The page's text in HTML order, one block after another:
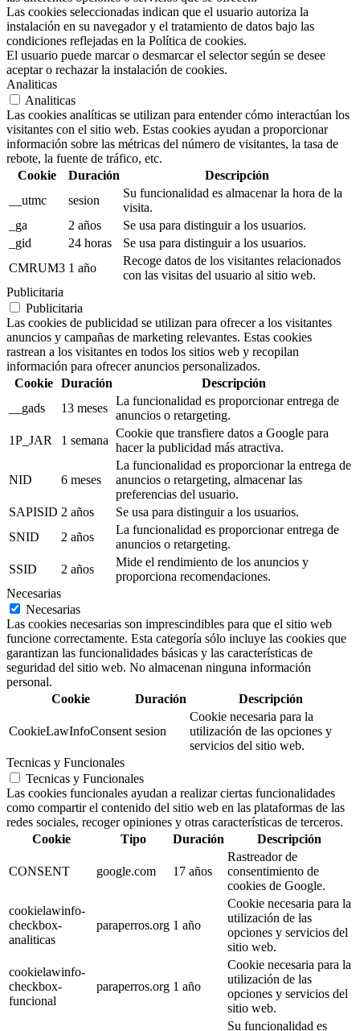
Las cookies seleccionadas indican que el usuario autoriza la
instalación en su navegador y el tratamiento de datos bajo las
condiciones reflejadas en la Política de cookies.
El usuario puede marcar o desmarcar el selector según se desee
aceptar o rechazar la instalación de cookies.
Analiticas
Analiticas
Las cookies analíticas se utilizan para entender cómo interactúan los
visitantes con el sitio web. Estas cookies ayudan a proporcionar
información sobre las métricas del número de visitantes, la tasa de
rebote, la fuente de tráfico, etc.
Cookie
Duración
Descripción
__utmc
sesion
Su funcionalidad es almacenar la hora de la
visita.
_ga
2 años
Se usa para distinguir a los usuarios.
_gid
24 horas
Se usa para distinguir a los usuarios.
CMRUM3 1 año
Recoge datos de los visitantes relacionados
con las visitas del usuario al sitio web.
Publicitaria
Publicitaria
Las cookies de publicidad se utilizan para ofrecer a los visitantes
anuncios y campañas de marketing relevantes. Estas cookies
rastrean a los visitantes en todos los sitios web y recopilan
información para ofrecer anuncios personalizados.
Cookie
Duración
Descripción
__gads
13 meses
La funcionalidad es proporcionar entrega de
anuncios o retargeting.
1P_JAR
1 semana
Cookie que transfiere datos a Google para
hacer la publicidad más atractiva.
NID 6 meses
La funcionalidad es proporcionar la entrega de
anuncios o retargeting, almacenar las
preferencias del usuario.
SAPISID 2 años
Se usa para distinguir a los usuarios.
SNID
2 años
La funcionalidad es proporcionar entrega de
anuncios o retargeting.
SSID
2 años
Mide el rendimiento de los anuncios y
proporciona recomendaciones.
Necesarias
Necesarias
Las cookies necesarias son imprescindibles para que el sitio web
funcione correctamente. Esta categoría sólo incluye las cookies que
garantizan las funcionalidades básicas y las características de
seguridad del sitio web. No almacenan ninguna información
personal.
Cookie
Duración Descripción
CookieLawInfoConsent sesion
Cookie necesaria para la
utilización de las opciones y
servicios del sitio web.
Tecnicas y Funcionales
Tecnicas y Funcionales
Las cookies funcionales ayudan a realizar ciertas funcionalidades
como compartir el contenido del sitio web en las plataformas de las
redes sociales, recoger opiniones y otras características de terceros.
Cookie
Tipo Duración Descripción
CONSENT google.com 17 años
Rastreador de
consentimiento de
cookies de Google.
cookielawinfo-
checkbox-
analiticas
paraperros.org 1 año
Cookie necesaria para la
utilización de las
opciones y servicios del
sitio web.
cookielawinfo-
checkbox-
funcional
paraperros.org 1 año
Cookie necesaria para la
utilización de las
opciones y servicios del
sitio web.
Su funcionalidad es